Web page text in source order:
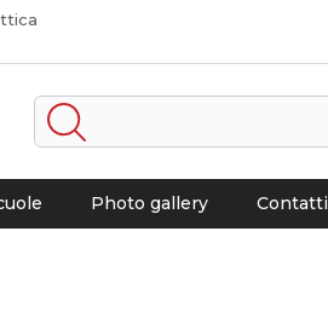
Photo gallery Contatti